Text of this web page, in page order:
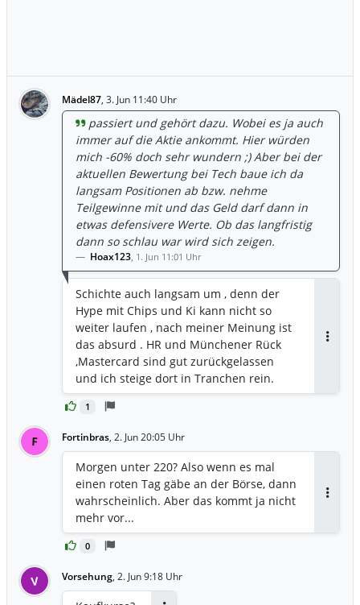
Mädel87, 3. Jun 11:40 Uhr
1
passiert und gehört dazu. Wobei es ja auch
immer auf die Aktie ankommt. Hier würden
mich -60% doch sehr wundern ;) Aber bei der
aktuellen Bewertung bei Tech baue ich da
langsam Positionen ab bzw. nehme
Teilgewinne mit und das Geld darf dann in
etwas defensivere Werte. Ob das langfristig
dann so schlau war wird sich zeigen.
Hoax123, 1. Jun 11:01 Uhr
Schichte auch langsam um , denn der
Hype mit Chips und Ki kann nicht so
weiter laufen , nach meiner Meinung ist
das absurd . HR und Münchener Rück
,Mastercard sind gut zurückgelassen
und ich steige dort in Tranchen rein.
F Fortinbras, 2. Jun 20:05 Uhr
0
Morgen unter 220? Also wenn es mal
einen roten Tag gäbe an der Börse, dann
wahrscheinlich. Aber das kommt ja nicht
mehr vor...
V Vorsehung, 2. Jun 9:18 Uhr